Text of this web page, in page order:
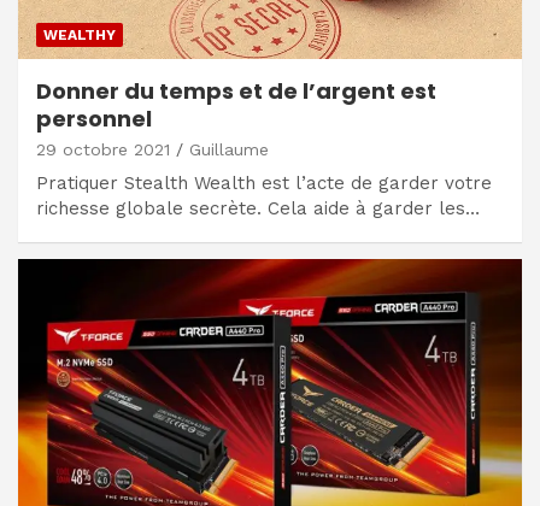
WEALTHY
Donner du temps et de l’argent est
personnel
29 octobre 2021 Guillaume
Pratiquer Stealth Wealth est l’acte de garder votre
richesse globale secrète. Cela aide à garder les…